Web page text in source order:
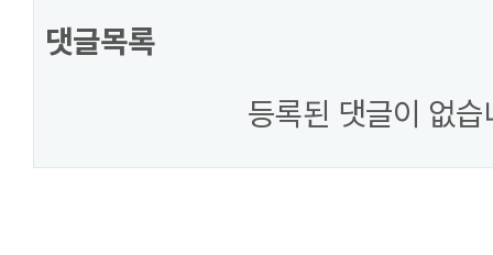
댓글목록
등록된 댓글이 없습